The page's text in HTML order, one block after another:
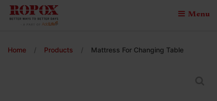
Menu
Home / Products / Mattress For Changing Table